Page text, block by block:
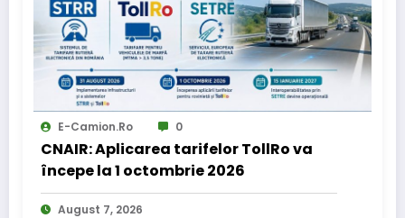
E-Camion.ro 0
CNAIR: Aplicarea tarifelor TollRo va
începe la 1 octombrie 2026
August 7, 2026